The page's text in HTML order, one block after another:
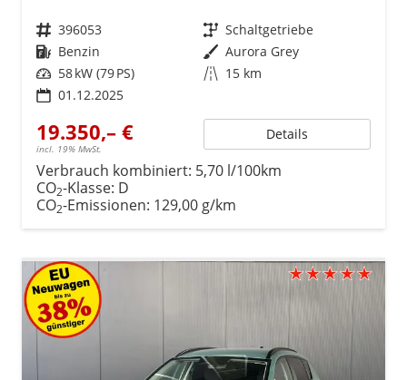
Fahrzeugnr. 396053 Getriebe Schaltgetriebe
Kraftstoff Benzin Außenfarbe Aurora Grey
Leistung 58 kW (79 PS) Kilometerstand 15 km
01.12.2025
19.350,– €
incl. 19% MwSt.
Details
Verbrauch kombiniert: 5,70 l/100km
CO2-Klasse: D
CO2-Emissionen: 129,00 g/km